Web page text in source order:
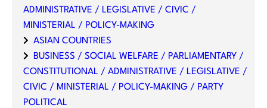
ADMINISTRATIVE / LEGISLATIVE / CIVIC /
MINISTERIAL / POLICY-MAKING
ASIAN COUNTRIES
BUSINESS / SOCIAL WELFARE / PARLIAMENTARY /
CONSTITUTIONAL / ADMINISTRATIVE / LEGISLATIVE /
CIVIC / MINISTERIAL / POLICY-MAKING / PARTY
POLITICAL